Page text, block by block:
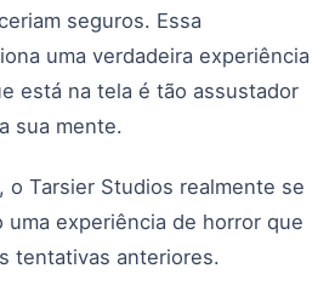
seguros. Essa
uma verdadeira experiência
está na tela é tão assustador
sua mente.
o Tarsier Studios realmente se
experiência de horror que
tentativas anteriores.